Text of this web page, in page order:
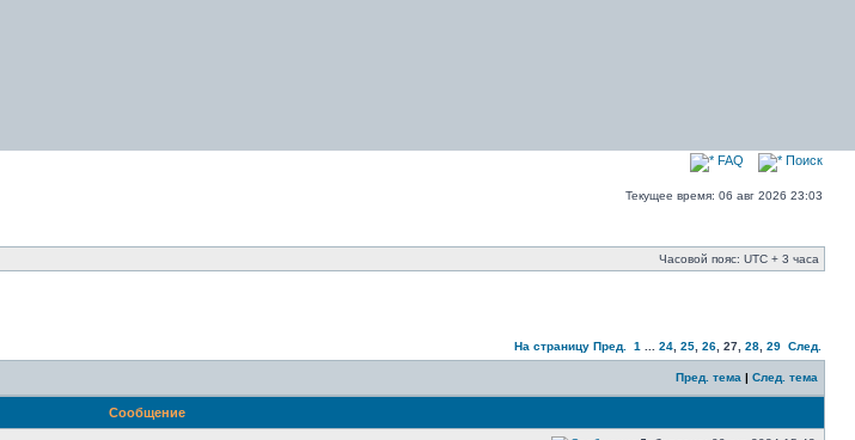
FAQ Поиск
Текущее время: 06 авг 2026 23:03
Часовой пояс: UTC + 3 часа
На страницу Пред. 1 24 25 26 27 28 29 След.
Пред. тема | След. тема
Сообщение